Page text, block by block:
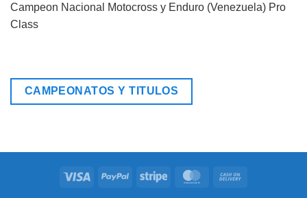
Campeon Nacional Motocross y Enduro (Venezuela) Pro
Class
CAMPEONATOS Y TITULOS
Visa PayPal Stripe MasterCard